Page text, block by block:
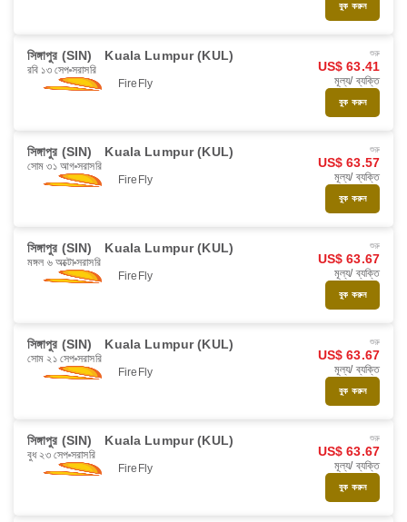
বুক করুন
সিঙ্গাপুর (SIN) Kuala Lumpur (KUL)
রবি ১৩ সেপ সরাসরি
FireFly
শুরু
US$ 63.41
মূল্য/ ব্যক্তি
বুক করুন
সিঙ্গাপুর (SIN) Kuala Lumpur (KUL)
সোম ৩১ আগ সরাসরি
FireFly
শুরু
US$ 63.57
মূল্য/ ব্যক্তি
বুক করুন
সিঙ্গাপুর (SIN) Kuala Lumpur (KUL)
মঙ্গল ৬ অক্টো সরাসরি
FireFly
শুরু
US$ 63.67
মূল্য/ ব্যক্তি
বুক করুন
সিঙ্গাপুর (SIN) Kuala Lumpur (KUL)
সোম ২১ সেপ সরাসরি
FireFly
শুরু
US$ 63.67
মূল্য/ ব্যক্তি
বুক করুন
সিঙ্গাপুর (SIN) Kuala Lumpur (KUL)
বুধ ২৩ সেপ সরাসরি
FireFly
শুরু
US$ 63.67
মূল্য/ ব্যক্তি
বুক করুন